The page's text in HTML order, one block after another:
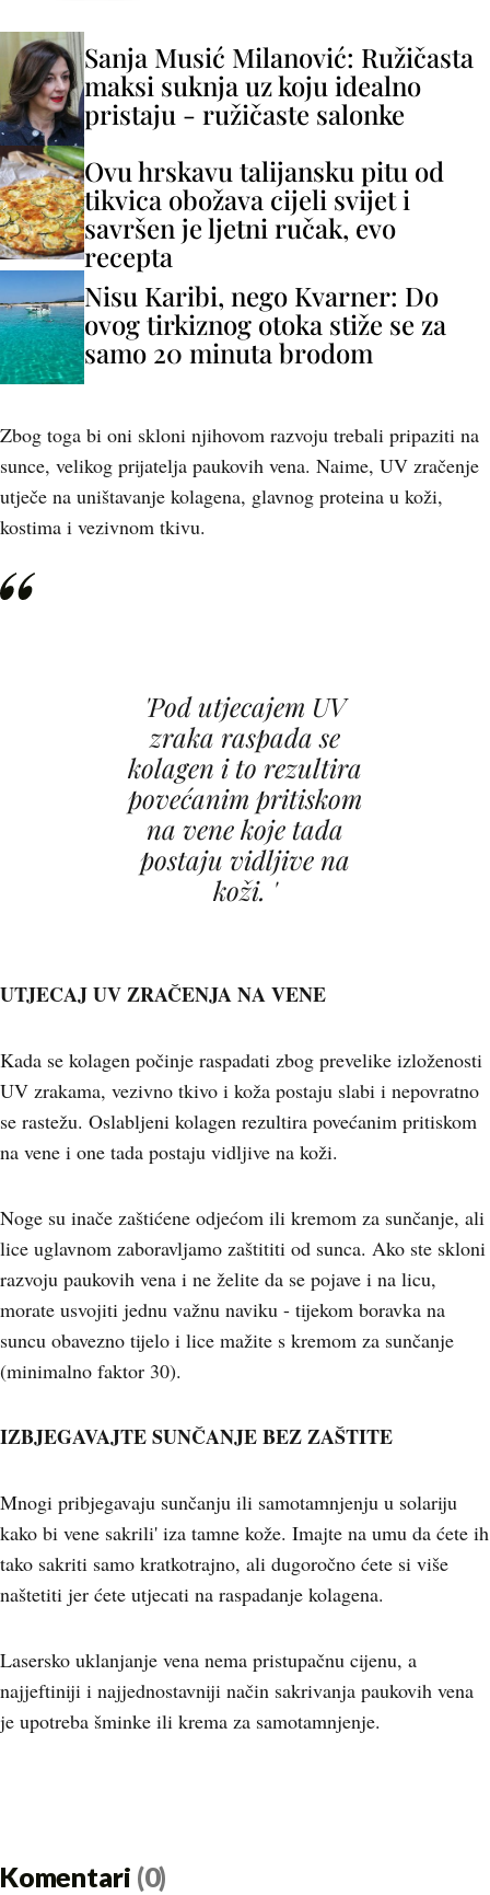
Sanja Musić Milanović: Ružičasta
maksi suknja uz koju idealno
pristaju - ružičaste salonke
Ovu hrskavu talijansku pitu od
tikvica obožava cijeli svijet i
savršen je ljetni ručak, evo
recepta
Nisu Karibi, nego Kvarner: Do
ovog tirkiznog otoka stiže se za
samo 20 minuta brodom
Zbog toga bi oni skloni njihovom razvoju trebali pripaziti na
sunce, velikog prijatelja paukovih vena. Naime, UV zračenje
utječe na uništavanje kolagena, glavnog proteina u koži,
kostima i vezivnom tkivu.
'Pod utjecajem UV
zraka raspada se
kolagen i to rezultira
povećanim pritiskom
na vene koje tada
postaju vidljive na
koži. '
UTJECAJ UV ZRAČENJA NA VENE
Kada se kolagen počinje raspadati zbog prevelike izloženosti
UV zrakama, vezivno tkivo i koža postaju slabi i nepovratno
se rastežu. Oslabljeni kolagen rezultira povećanim pritiskom
na vene i one tada postaju vidljive na koži.
Noge su inače zaštićene odjećom ili kremom za sunčanje, ali
lice uglavnom zaboravljamo zaštititi od sunca. Ako ste skloni
razvoju paukovih vena i ne želite da se pojave i na licu,
morate usvojiti jednu važnu naviku - tijekom boravka na
suncu obavezno tijelo i lice mažite s kremom za sunčanje
(minimalno faktor 30).
IZBJEGAVAJTE SUNČANJE BEZ ZAŠTITE
Mnogi pribjegavaju sunčanju ili samotamnjenju u solariju
kako bi vene sakrili' iza tamne kože. Imajte na umu da ćete ih
tako sakriti samo kratkotrajno, ali dugoročno ćete si više
naštetiti jer ćete utjecati na raspadanje kolagena.
Lasersko uklanjanje vena nema pristupačnu cijenu, a
najjeftiniji i najjednostavniji način sakrivanja paukovih vena
je upotreba šminke ili krema za samotamnjenje.
Komentari (0)